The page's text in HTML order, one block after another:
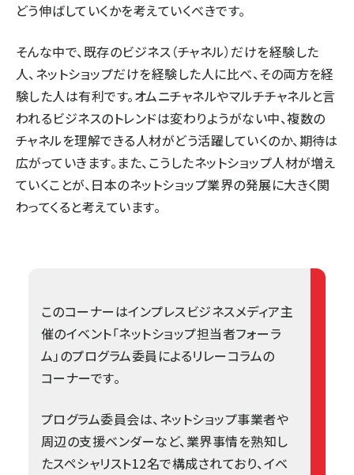
どう伸ばしていくかを考えていくべきです。
そんな中で、既存のビジネス（チャネル）だけを経験した
人、ネットショップだけを経験した人に比べ、その両方を経
験した人は有利です。オムニチャネルやマルチチャネルと言
われるビジネスのトレンドは変わりようがない中、複数の
チャネルを理解できる人材がどう活躍していくのか、期待は
広がっていきます。また、こうしたネットショップ人材が増え
ていくことが、日本のネットショップ業界の発展に大きく関
わってくると考えています。
このコーナーはインプレスビジネスメディア主
催のイベント「ネットショップ担当者フォーラ
ム」のプログラム委員によるリレーコラムの
コーナーです。
プログラム委員会は、ネットショップ事業者や
周辺の支援ベンダーなど、業界事情を熟知し
たスペシャリスト12名で構成されており、イベ